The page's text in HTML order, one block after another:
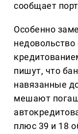
сообщает
Особенно
пишут, что
навязанные
мешают
плюс 39 и 18